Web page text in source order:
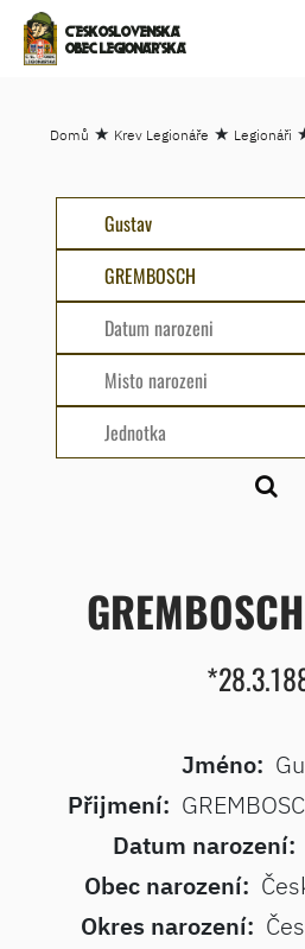
ČESKOSLOVENSKÁ
OBEC LEGIONÁŘSKÁ
Domů ★ Krev Legionáře ★ Legionáři
Jméno:
Přijmení:
Datum narození:
Obec narození:
Okres narození: